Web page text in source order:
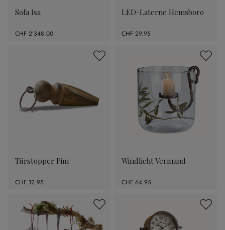
Sofa Isa
CHF 2’348.00
LED-Laterne Hemsboro
CHF 29.95
Türstopper Pim
CHF 12.95
Windlicht Vermand
CHF 64.95